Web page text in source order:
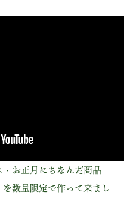
お正月にちなんだ商品
数量限定で作って来まし